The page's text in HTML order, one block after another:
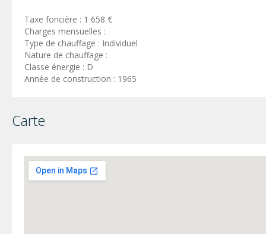
Taxe foncière : 1 658 €
Charges mensuelles :
Type de chauffage : Individuel
Nature de chauffage :
Classe énergie : D
Année de construction : 1965
Carte